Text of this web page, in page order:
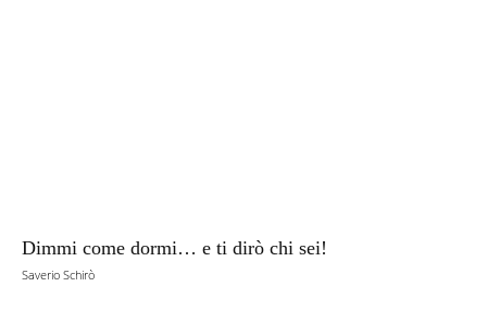
Dimmi come dormi… e ti dirò chi sei!
Saverio Schirò